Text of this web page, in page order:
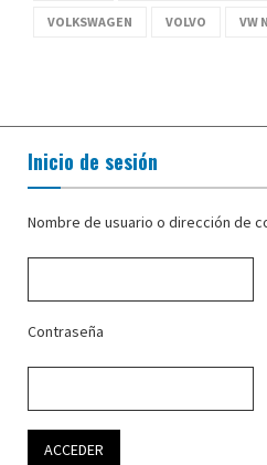
VOLKSWAGEN VOLVO VW
Inicio de sesión
Nombre de usuario o dirección de
Contraseña